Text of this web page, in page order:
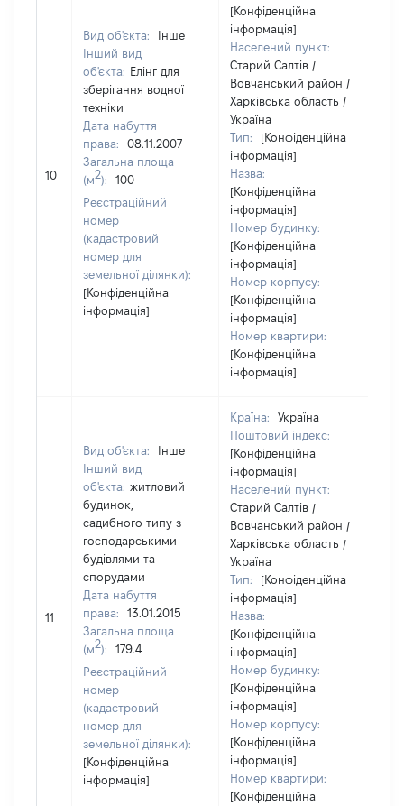
10
Вид об'єкта:
Інше
Інший вид
об'єкта: Елінг для
зберігання водної
техніки
Дата набуття
права:
08.11.2007
Загальна площа
(м2):
100
Реєстраційний
номер
(кадастровий
номер для
земельної ділянки):
[Конфіденційна
інформація]
[Конфіденційна
інформація]
Населений пункт:
Старий Салтів /
Вовчанський район /
Харківська область /
Україна
Тип:
[Конфіденційна
інформація]
Назва:
[Конфіденційна
інформація]
Номер будинку:
[Конфіденційна
інформація]
Номер корпусу:
[Конфіденційна
інформація]
Номер квартири:
[Конфіденційна
інформація]
11
Вид об'єкта:
Інше
Інший вид
об'єкта: житловий
будинок,
садибного типу з
господарськими
будівлями та
спорудами
Дата набуття
права:
13.01.2015
Загальна площа
(м2):
179.4
Реєстраційний
номер
(кадастровий
номер для
земельної ділянки):
[Конфіденційна
інформація]
Країна:
Україна
Поштовий індекс:
[Конфіденційна
інформація]
Населений пункт:
Старий Салтів /
Вовчанський район /
Харківська область /
Україна
Тип:
[Конфіденційна
інформація]
Назва:
[Конфіденційна
інформація]
Номер будинку:
[Конфіденційна
інформація]
Номер корпусу:
[Конфіденційна
інформація]
Номер квартири:
[Конфіденційна